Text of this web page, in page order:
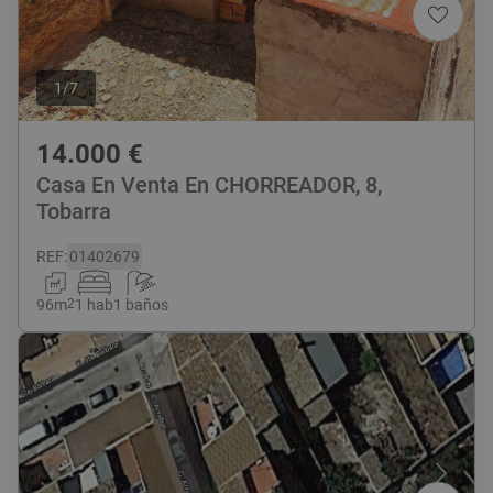
1/7
14.000 €
Casa En Venta En CHORREADOR, 8,
Tobarra
REF:01402679
96m21 hab1 baños